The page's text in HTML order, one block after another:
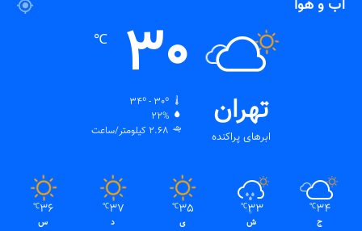
آب و هوا
تهران
ابرهای پراکنده
30
℃
34º - 30º
22%
2.68 کیلومتر/ساعت
34
℃
ج
33
℃
ش
35
℃
ی
37
℃
د
36
℃
س